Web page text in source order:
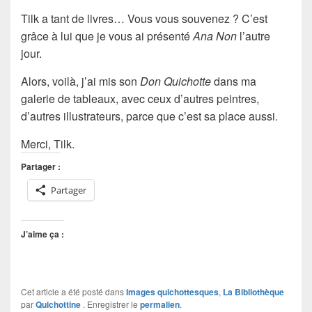
Tilk a tant de livres… Vous vous souvenez ? C’est
grâce à lui que je vous ai présentéAna Non l’autre
jour.
Alors, voilà, j’ai mis son Don Quichottedans ma
galerie de tableaux, avec ceux d’autres peintres,
d’autres illustrateurs, parce que c’est sa place aussi.
Merci, Tilk.
Partager :
Partager
J’aime ça :
Cet article a été posté dansImages quichottesques, La Bibliothèque
parQuichottine . Enregistrer le permalien.